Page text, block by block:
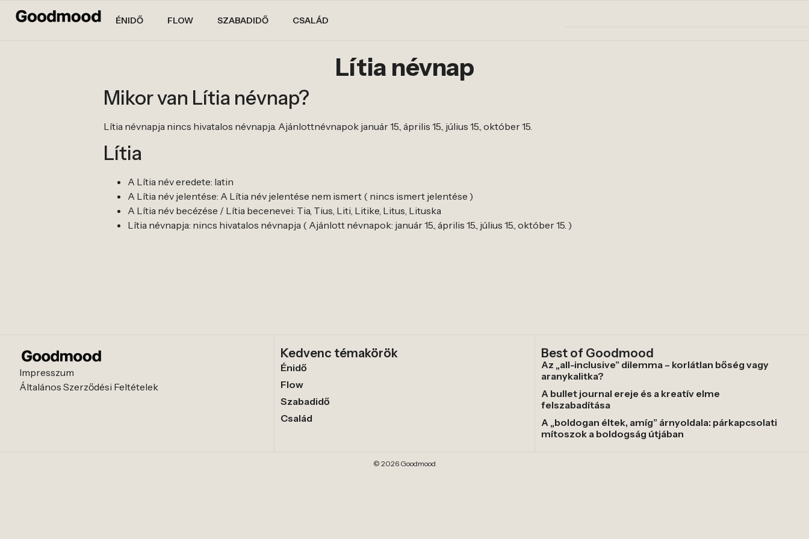
ÉNIDŐ FLOW SZABADIDŐ CSALÁD
Lítia névnap
Mikor van Lítia névnap?
Lítia névnapja nincs hivatalos névnapja. Ajánlottnévnapok január 15., április 15., július 15., október 15.
Lítia
A Lítia név eredete: latin
A Lítia név jelentése: A Lítia név jelentése nem ismert ( nincs ismert jelentése )
A Lítia név becézése / Lítia becenevei: Tia, Tius, Liti, Litike, Litus, Lituska
Lítia névnapja: nincs hivatalos névnapja ( Ajánlott névnapok: január 15., április 15., július 15., október 15. )
Impresszum
Általános Szerződési Feltételek
Kedvenc témakörök
Énidő
Flow
Szabadidő
Család
Best of Goodmood
Az „all-inclusive” dilemma – korlátlan bőség vagy
aranykalitka?
A bullet journal ereje és a kreatív elme
felszabadítása
A „boldogan éltek, amíg” árnyoldala: párkapcsolati
mítoszok a boldogság útjában
© 2026 Goodmood